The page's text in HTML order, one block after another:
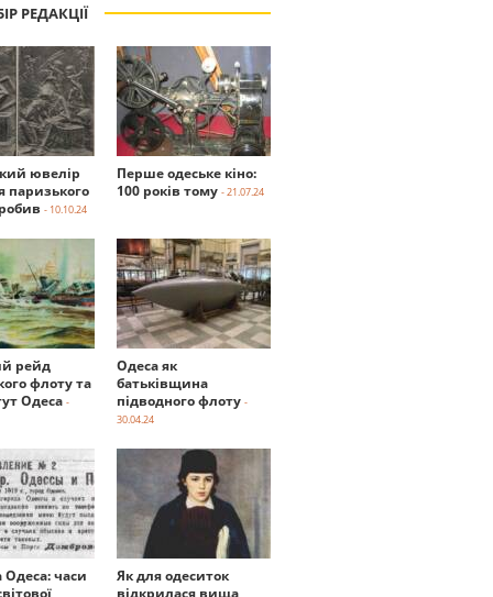
РЕДАКЦІЇ
ювелір
паризького
- 10.10.24
Перше одеське кіно:
100 років тому - 21.07.24
рейд
флоту та
Одеса -
Одеса як
батьківщина
підводного флоту -
30.04.24
Одеса: часи
Як для одеситок
відкрилася вища